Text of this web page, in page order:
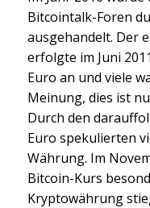
Bitcointalk-Foren
ausgehandelt. Der
erfolgte im Juni
Euro an und viele
Meinung, dies ist
Durch den
Euro spekulierten
Währung. Im
Bitcoin-Kurs
Kryptowährung